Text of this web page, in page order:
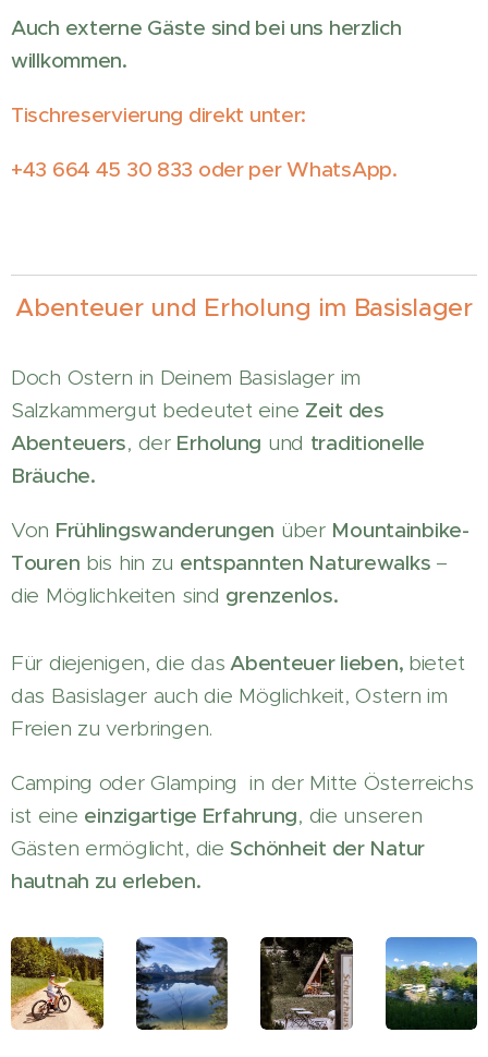
Auch externe Gäste sind bei uns herzlich
willkommen.
Tischreservierung direkt unter:
+43 664 45 30 833 oder per WhatsApp.
Abenteuer und Erholung im Basislager
Doch Ostern in Deinem Basislager im
Salzkammergut bedeutet eine Zeit des
Abenteuers, der Erholung und traditionelle
Bräuche.
Von Frühlingswanderungen über Mountainbike-
Touren bis hin zu entspannten Naturewalks –
die Möglichkeiten sind grenzenlos.
Für diejenigen, die das Abenteuer lieben, bietet
das Basislager auch die Möglichkeit, Ostern im
Freien zu verbringen.
Camping oder Glamping in der Mitte Österreichs
ist eine einzigartige Erfahrung, die unseren
Gästen ermöglicht, dieSchönheit der Natur
hautnah zu erleben.